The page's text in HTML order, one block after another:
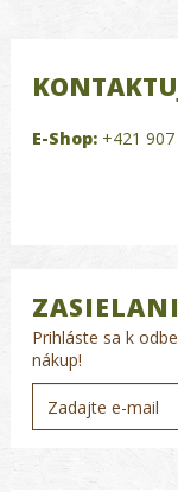
E-Shop: +421
Prihláste sa k
nákup!